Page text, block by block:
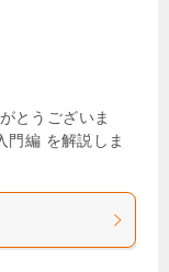
とうございま
門編 を解説しま